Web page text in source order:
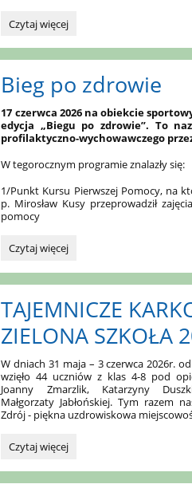
„Każdy
jest
czegoś
nowego…”:
Czytaj więcej
Bieg po zdrowie
17 czerwca 2026 na obiekcie
edycja „Biegu po zdrowie”. To
profilaktyczno-wychowawczego
W tegorocznym programie znalazły się:
1/Punkt Kursu Pierwszej Pomocy, na
p. Mirosław Kusy przeprowadził
pomocy
Bieg
zdrowie:
Czytaj więcej
TAJEMNICZE
ZIELONA SZKOŁA
W dniach 31 maja – 3 czerwca 2026r.
wzięło 44 uczniów z klas 4-8 pod
Joanny Zmarzlik, Katarzyny
Małgorzaty Jabłońskiej. Tym razem
Zdrój - piękna uzdrowiskowa
TAJEMNICZE
I
Czytaj więcej